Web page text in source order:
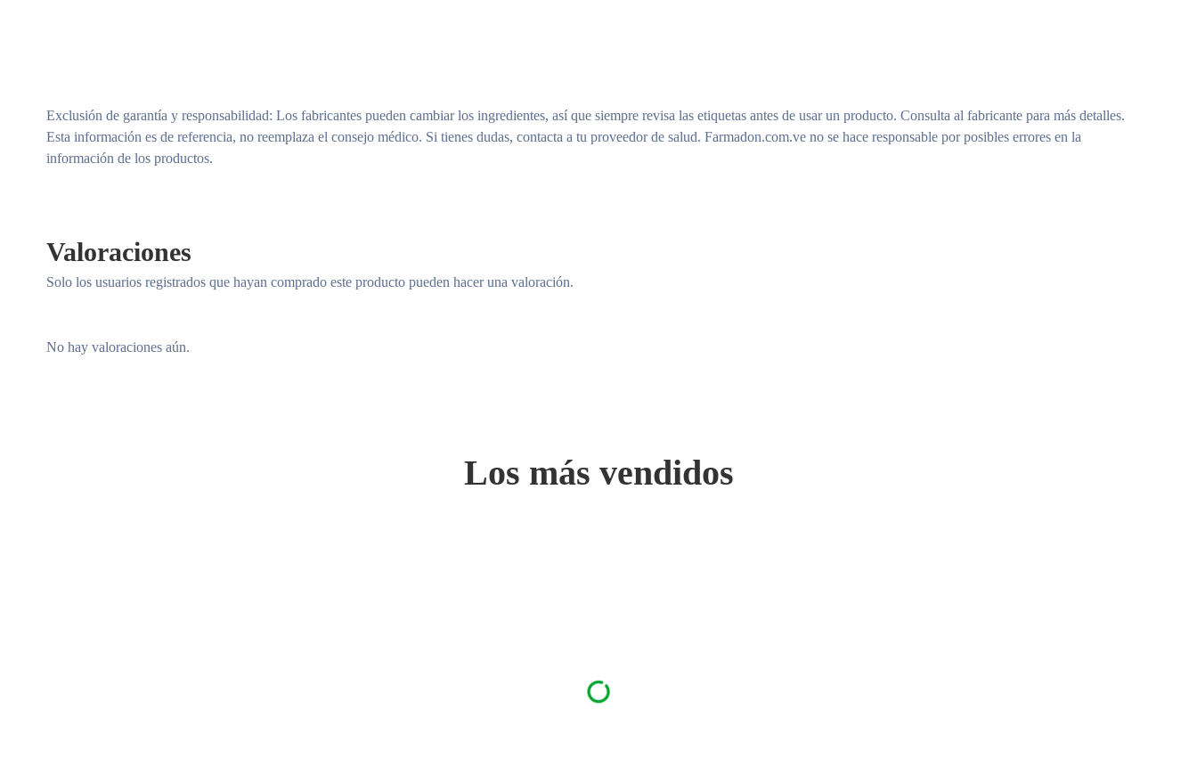
Exclusión de garantía y responsabilidad: Los fabricantes pueden cambiar los ingredientes, así que siempre revisa las etiquetas antes de usar un producto. Consulta al fabricante para más detalles.
Esta información es de referencia, no reemplaza el consejo médico. Si tienes dudas, contacta a tu proveedor de salud. Farmadon.com.ve no se hace responsable por posibles errores en la
información de los productos.
Valoraciones
No hay valoraciones aún.
Solo los usuarios registrados que hayan comprado este producto pueden hacer una valoración.
Los más vendidos